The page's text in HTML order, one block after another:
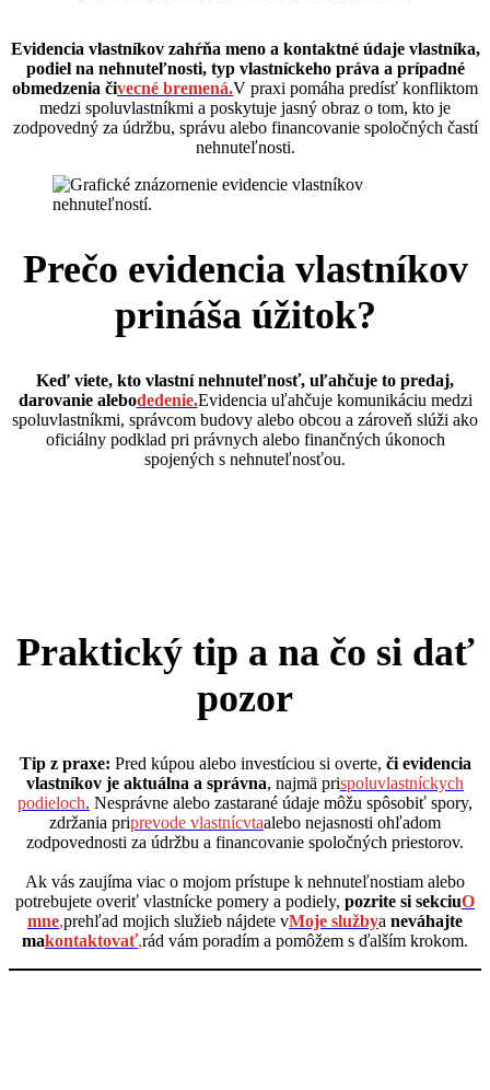
Evidencia vlastníkov zahŕňa meno a kontaktné údaje vlastníka,
podiel na nehnuteľnosti, typ vlastníckeho práva a prípadné
obmedzenia čivecné bremená.V praxi pomáha predísť konfliktom
medzi spoluvlastníkmi a poskytuje jasný obraz o tom, kto je
zodpovedný za údržbu, správu alebo financovanie spoločných častí
nehnuteľnosti.
Prečo evidencia vlastníkov
prináša úžitok?
Keď viete, kto vlastní nehnuteľnosť, uľahčuje to predaj,
darovanie alebodedenie.Evidencia uľahčuje komunikáciu medzi
spoluvlastníkmi, správcom budovy alebo obcou a zároveň slúži ako
oficiálny podklad pri právnych alebo finančných úkonoch
spojených s nehnuteľnosťou.
Praktický tip a na čo si dať
pozor
Tip z praxe: Pred kúpou alebo investíciou si overte, či evidencia
vlastníkov je aktuálna a správna, najmä prispoluvlastníckych
podieloch. Nesprávne alebo zastarané údaje môžu spôsobiť spory,
zdržania priprevode vlastnícvtaalebo nejasnosti ohľadom
zodpovednosti za údržbu a financovanie spoločných priestorov.
Ak vás zaujíma viac o mojom prístupe k nehnuteľnostiam alebo
potrebujete overiť vlastnícke pomery a podiely, pozrite si sekciuO
mne,prehľad mojich služieb nájdete vMoje službya neváhajte
makontaktovať,rád vám poradím a pomôžem s ďalším krokom.